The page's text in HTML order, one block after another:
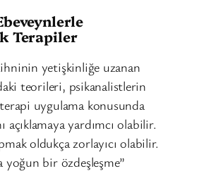
Terapiler
yetişkinliğe uzanan
teorileri, psikanalistlerin
uygulama konusunda
açıklamaya yardımcı olabilir.
oldukça zorlayıcı olabilir.
yoğun bir özdeşleşme”